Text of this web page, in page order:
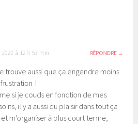
à 12 h 53 min RÉPONDRE
trouve aussi que ça engendre moins
!
si je couds en fonction de mes
il y a aussi du plaisir dans tout ça
et m’organiser à plus court terme,